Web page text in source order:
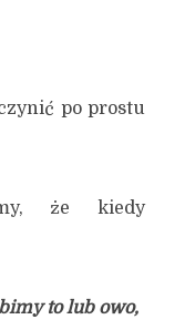
po prostu
że kiedy
to lub owo,